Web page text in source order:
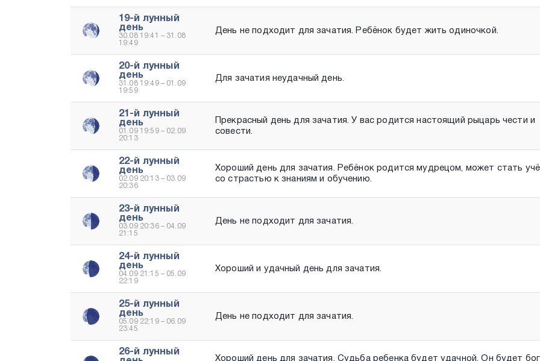
19-й лунный
день
30.08 19:41 – 31.08
19:49
День не подходит для зачатия. Ребёнок будет жить одиночкой.
20-й лунный
день
31.08 19:49 – 01.09
19:59
Для зачатия неудачный день.
21-й лунный
день
01.09 19:59 – 02.09
20:13
Прекрасный день для зачатия. У вас родится настоящий рыцарь чести и
совести.
22-й лунный
день
02.09 20:13 – 03.09
20:36
Хороший день для зачатия. Ребёнок родится мудрецом, может стать
со страстью к знаниям и обучению.
23-й лунный
день
03.09 20:36 – 04.09
21:15
День не подходит для зачатия.
24-й лунный
день
04.09 21:15 – 05.09
22:19
Хороший и удачный день для зачатия.
25-й лунный
день
05.09 22:19 – 06.09
23:45
День не подходит для зачатия.
26-й лунный
Хороший день для зачатия. Судьба ребенка будет удачной. Он будет